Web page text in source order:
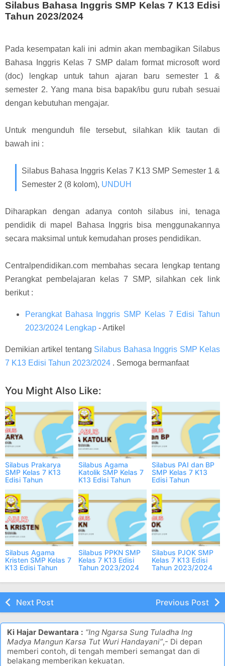
Silabus Bahasa Inggris SMP Kelas 7 K13 Edisi
Tahun 2023/2024
Pada kesempatan kali ini admin akan membagikan Silabus
Bahasa Inggris Kelas 7 SMP dalam format microsoft word
(doc) lengkap untuk tahun ajaran baru semester 1 &
semester 2. Yang mana bisa bapak/ibu guru rubah sesuai
dengan kebutuhan mengajar.
Untuk mengunduh file tersebut, silahkan klik tautan di
bawah ini :
Silabus Bahasa Inggris Kelas 7 K13 SMP Semester 1 &
Semester 2 (8 kolom), UNDUH
Diharapkan dengan adanya contoh silabus ini, tenaga
pendidik di mapel Bahasa Inggris bisa menggunakannya
secara maksimal untuk kemudahan proses pendidikan.
Centralpendidikan.com membahas secara lengkap tentang
Perangkat pembelajaran kelas 7 SMP, silahkan cek link
berikut :
Perangkat Bahasa Inggris SMP Kelas 7 Edisi Tahun
2023/2024 Lengkap - Artikel
Demikian artikel tentang Silabus Bahasa Inggris SMP Kelas
7 K13 Edisi Tahun 2023/2024 . Semoga bermanfaat
You Might Also Like:
Silabus Prakarya
SMP Kelas 7 K13
Edisi Tahun
Silabus Agama
Katolik SMP Kelas 7
K13 Edisi Tahun
Silabus PAI dan BP
SMP Kelas 7 K13
Edisi Tahun
Silabus Agama
Kristen SMP Kelas 7
K13 Edisi Tahun
Silabus PPKN SMP
Kelas 7 K13 Edisi
Tahun 2023/2024
Silabus PJOK SMP
Kelas 7 K13 Edisi
Tahun 2023/2024
Next Post Previous Post
Ki Hajar Dewantara : “Ing Ngarsa Sung Tuladha Ing
Madya Mangun Karsa Tut Wuri Handayani”,- Di depan
memberi contoh, di tengah memberi semangat dan di
belakang memberikan kekuatan.